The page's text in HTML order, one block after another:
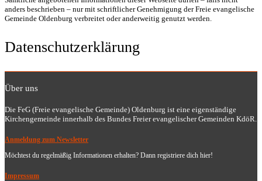
anders beschrieben – nur mit schriftlicher Genehmigung der Freie evangelische
Gemeinde Oldenburg verbreitet oder anderweitig genutzt werden.
Datenschutzerklärung
Über uns
Die FeG (Freie evangelische Gemeinde) Oldenburg ist eine eigenständige
Kirchengemeinde innerhalb des Bundes Freier evangelischer Gemeinden KdöR.
Anmeldung zum Newsletter
Möchtest du regelmäßig Informationen erhalten? Dann registriere dich hier!
Impressum